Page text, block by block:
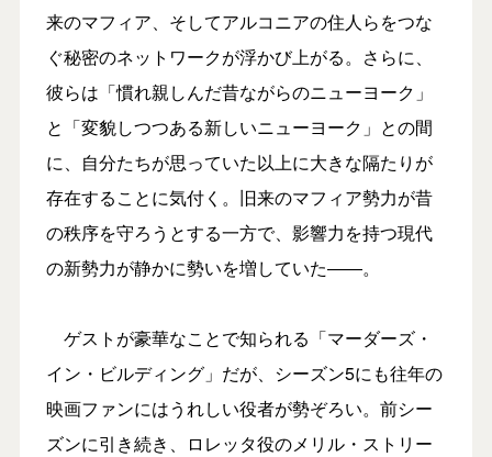
来のマフィア、そしてアルコニアの住人らをつな
ぐ秘密のネットワークが浮かび上がる。さらに、
彼らは「慣れ親しんだ昔ながらのニューヨーク」
と「変貌しつつある新しいニューヨーク」との間
に、自分たちが思っていた以上に大きな隔たりが
存在することに気付く。旧来のマフィア勢力が昔
の秩序を守ろうとする一方で、影響力を持つ現代
の新勢力が静かに勢いを増していた――。
ゲストが豪華なことで知られる「マーダーズ・
イン・ビルディング」だが、シーズン5にも往年の
映画ファンにはうれしい役者が勢ぞろい。前シー
ズンに引き続き、ロレッタ役のメリル・ストリー